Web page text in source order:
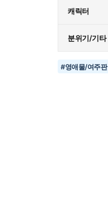
캐릭터
분위기/기타
#영애물/여주판